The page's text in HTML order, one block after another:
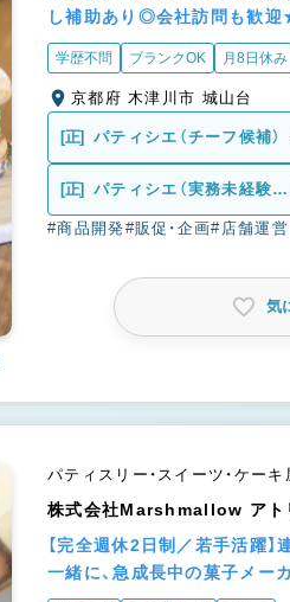
し補助あり◎会社訪問も歓
学歴不問 ブランクOK 月8日休み
京都府 木津川市 城山台
[正] パティシエ（チーフ候補）
[正]
パティシエ（実務未経験・
第二新卒）
#商品開発#販促・企画#店舗運営
気
パティスリー・スイーツ・ケーキ
株式会社Marshmallow アト
【完全週休2日制／若手活躍
一緒に、急成長中の菓子メー